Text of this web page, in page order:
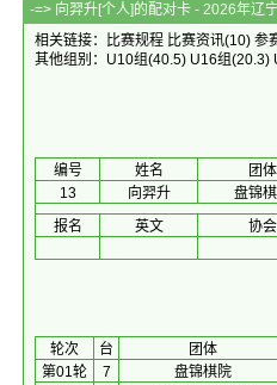
-=> 向羿升[个人]的
相关链接：
比赛规程 比赛资讯(10) 参
其他组别： U10组(40.5) U16组(20.3)
编号 姓名 团体
13
向羿升 盘锦
报名
英文 协会
轮次 台 团体
第01轮
7 盘锦棋院